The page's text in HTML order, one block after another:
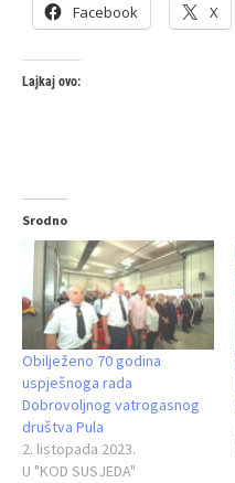
Facebook X
Lajkaj ovo:
Srodno
Obilježeno 70 godina
uspješnoga rada
Dobrovoljnog vatrogasnog
društva Pula
2. listopada 2023.
U "KOD SUSJEDA"